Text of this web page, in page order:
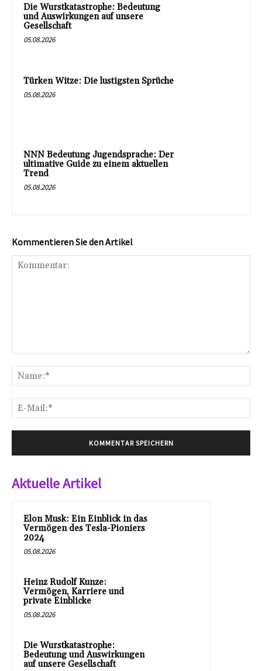
Die Wurstkatastrophe: Bedeutung
und Auswirkungen auf unsere
Gesellschaft
05.08.2026
Türken Witze: Die lustigsten Sprüche
05.08.2026
NNN Bedeutung Jugendsprache: Der
ultimative Guide zu einem aktuellen
Trend
05.08.2026
Kommentieren Sie den Artikel
Aktuelle Artikel
Elon Musk: Ein Einblick in das
Vermögen des Tesla-Pioniers
2024
05.08.2026
Heinz Rudolf Kunze:
Vermögen, Karriere und
private Einblicke
05.08.2026
Die Wurstkatastrophe:
Bedeutung und Auswirkungen
auf unsere Gesellschaft